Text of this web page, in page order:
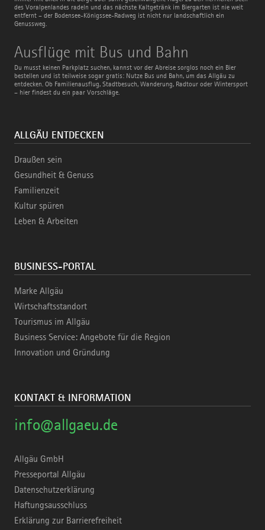
des Voralpenlandes radeln und das nächste Kaltgetränk im Biergarten ist nie weit
entfernt – der Bodensee-Königssee-Radweg ist nicht nur landschaftlich ein
Genussweg.
Ausflüge mit Bus und Bahn
Du musst keinen Parkplatz suchen, kannst vor der Abreise sorglos noch ein Bier
bestellen und ist teilweise sogar gratis: Nutze Bus und Bahn, um das Allgäu zu
entdecken. Ob Familienausflug, Stadtbesuch, Wanderung, Radtour oder Wintersport
– hier findest du ein paar Vorschläge.
Ausflüge
mit
Bus
und
Bahn
ALLGÄU ENTDECKEN
Draußen sein
Gesundheit & Genuss
Familienzeit
Kultur spüren
Leben & Arbeiten
BUSINESS-PORTAL
Marke Allgäu
Wirtschaftsstandort
Tourismus im Allgäu
Business Service: Angebote für die Region
Innovation und Gründung
KONTAKT & INFORMATION
info@allgaeu.de
Allgäu GmbH
Presseportal Allgäu
Datenschutzerklärung
Haftungsausschluss
Erklärung zur Barrierefreiheit